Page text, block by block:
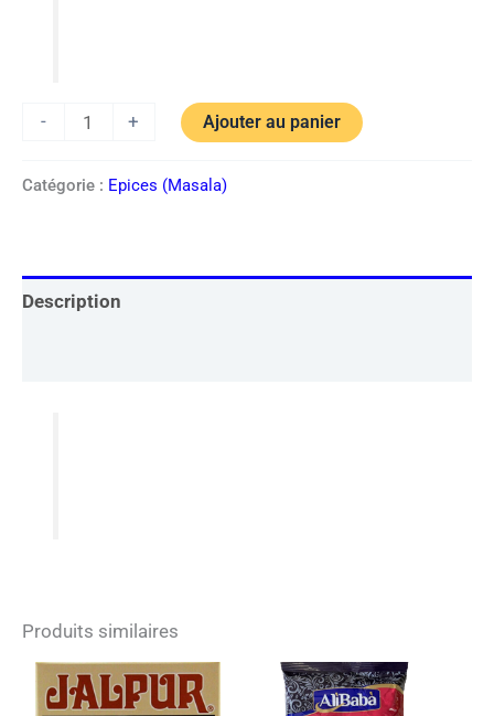
- + Ajouter au panier
Catégorie : Epices (Masala)
Description
Produits similaires